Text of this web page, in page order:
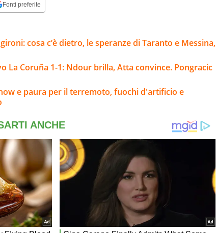
Fonti preferite
cosa c’è dietro, le speranze di Taranto e Messina,
La Coruña 1-1: Ndour brilla, Atta convince. Pongracic
e paura per il terremoto, fuochi d'artificio e